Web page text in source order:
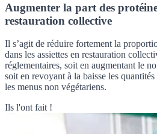
Augmenter la part des
restauration collective
Il s’agit de réduire fortement la
dans les assiettes en restauration
réglementaires, soit en augmentant le
soit en revoyant à la baisse les
les menus non végétariens.
Ils l'ont fait !